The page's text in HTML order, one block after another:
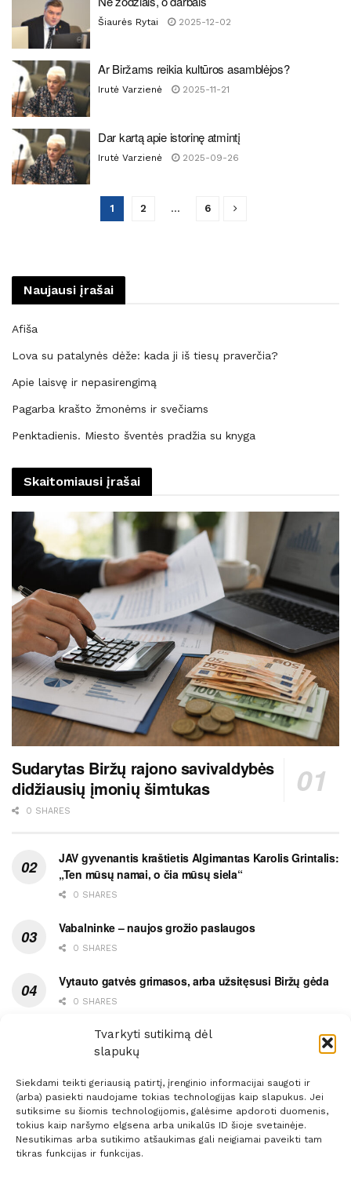
Tvarkyti sutikimą dėl
slapukų
Siekdami teikti geriausią patirtį, įrenginio informacijai saugoti ir
(arba) pasiekti naudojame tokias technologijas kaip slapukus. Jei
sutiksime su šiomis technologijomis, galėsime apdoroti duomenis,
tokius kaip naršymo elgsena arba unikalūs ID šioje svetainėje.
Nesutikimas arba sutikimo atšaukimas gali neigiamai paveikti tam
tikras funkcijas ir funkcijas.
Šiaurės Rytai 2025-12-02
Ar Biržams reikia kultūros asamblėjos?
Irutė Varzienė 2025-11-21
Dar kartą apie istorinę atmintį
Irutė Varzienė 2025-09-26
1 2 … 6
Naujausi įrašai
Afiša
Lova su patalynės dėže: kada ji iš tiesų praverčia?
Apie laisvę ir nepasirengimą
Pagarba krašto žmonėms ir svečiams
Penktadienis. Miesto šventės pradžia su knyga
Skaitomiausi įrašai
Sudarytas Biržų rajono savivaldybės
didžiausių įmonių šimtukas
0 SHARES
JAV gyvenantis kraštietis Algimantas Karolis Grintalis:
„Ten mūsų namai, o čia mūsų siela“
0 SHARES
Vabalninke – naujos grožio paslaugos
0 SHARES
Vytauto gatvės grimasos, arba užsitęsusi Biržų gėda
0 SHARES
Pietų metas pažymėtas avarija
0 SHARES
Prenumerata Reklama